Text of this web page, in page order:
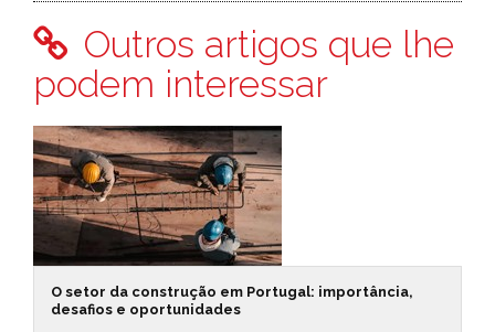
Outros artigos que lhe
podem interessar
O setor da construção em Portugal: importância,
desafios e oportunidades